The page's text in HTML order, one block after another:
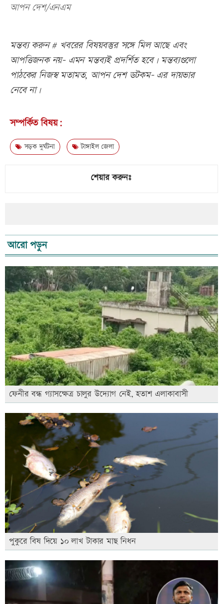
আপন দেশ/এনএম
মন্তব্য করুন # খবরের বিষয়বস্তুর সঙ্গে মিল আছে এবং
আপত্তিজনক নয়- এমন মন্তব্যই প্রদর্শিত হবে। মন্তব্যগুলো
পাঠকের নিজস্ব মতামত, আপন দেশ ডটকম- এর দায়ভার
নেবে না।
সম্পর্কিত বিষয়:
সড়ক দুর্ঘটনা টাঙ্গাইল জেলা
শেয়ার করুনঃ
আরো পড়ুন
ফেনীর বন্ধ গ্যাসক্ষেত্র চালুর উদ্যোগ নেই, হতাশ এলাকাবাসী
পুকুরে বিষ দিয়ে ১০ লাখ টাকার মাছ নিধন